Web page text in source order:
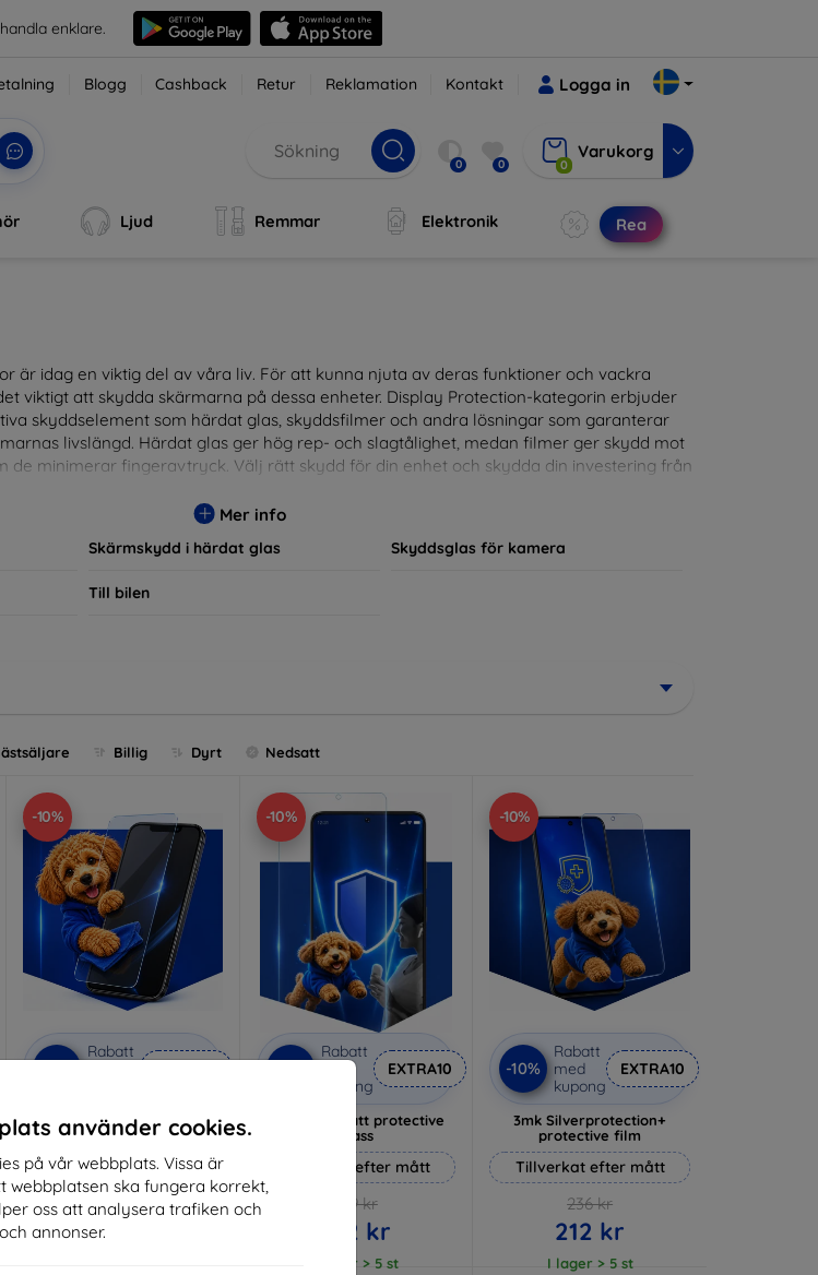
enklare.
använder cookies.
på vår webbplats. Vissa är
webbplatsen ska fungera korrekt,
oss att analysera trafiken och
annonser.
Blogg Cashback Retur Reklamation Kontakt Logga in
0 0 0
Varukorg
Ljud Remmar Elektronik Rea
är idag en viktig del av våra liv. För att kunna njuta av deras funktioner och vackra
viktigt att skydda skärmarna på dessa enheter. Display Protection-kategorin erbjuder
skyddselement som härdat glas, skyddsfilmer och andra lösningar som garanterar
livslängd. Härdat glas ger hög rep- och slagtålighet, medan filmer ger skydd mot
de minimerar fingeravtryck. Välj rätt skydd för din enhet och skydda din investering från
varje kund hittar det perfekta skyddet för sin enhet.
Mer info
Skärmskydd i härdat glas Skyddsglas för kamera
Till bilen
Billig Dyrt Nedsatt
-10%
Rabatt
3mk Anti-Shock protective
glass
Tillverkat efter mått
214 kr
193 kr
-10%
Rabatt
kupong
EXTRA10
3mk Pure Matt protective
glass
Tillverkat efter mått
169 kr
152 kr
I lager > 5 st
-10%
-10%
Rabatt
med
kupong
EXTRA10
3mk Silverprotection+
protective film
Tillverkat efter mått
236 kr
212 kr
I lager > 5 st